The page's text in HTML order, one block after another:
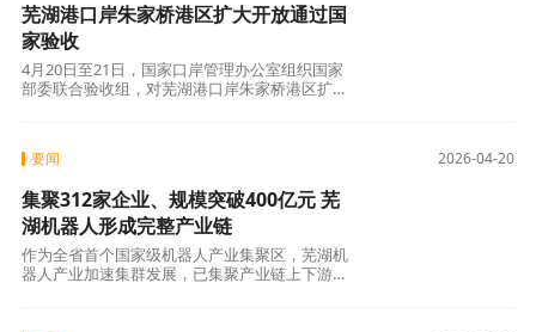
芜湖港口岸朱家桥港区扩大开放通过国
家验收
4月20日至21日，国家口岸管理办公室组织国家
部委联合验收组，对芜湖港口岸朱家桥港区扩大
2026-04-20
要闻
集聚312家企业、规模突破400亿元 芜
湖机器人形成完整产业链
作为全省首个国家级机器人产业集聚区，芜湖机
器人产业加速集群发展，已集聚产业链上下游企